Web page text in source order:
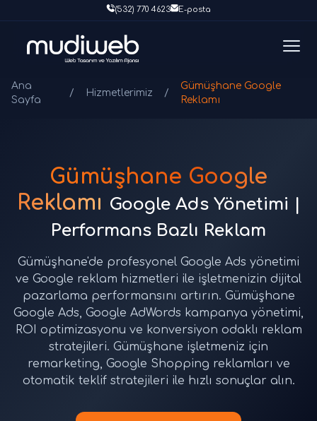
(532) 770 4623 E-posta
Ana
Sayfa
/ Hizmetlerimiz /
Gümüşhane Google
Reklamı
Gümüşhane Google
Reklamı Google Ads Yönetimi |
Performans Bazlı Reklam
Gümüşhane'de profesyonel Google Ads yönetimi
ve Google reklam hizmetleri ile işletmenizin dijital
pazarlama performansını artırın. Gümüşhane
Google Ads, Google AdWords kampanya yönetimi,
ROI optimizasyonu ve konversiyon odaklı reklam
stratejileri. Gümüşhane işletmeniz için
remarketing, Google Shopping reklamları ve
otomatik teklif stratejileri ile hızlı sonuçlar alın.